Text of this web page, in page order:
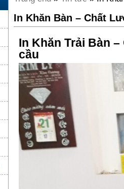
In Khăn Bàn – Chất
In Khăn Trải Bàn
cầu